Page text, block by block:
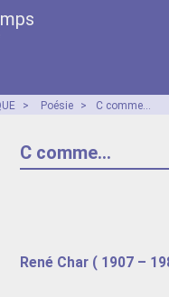
> Poésie > C comme...
C comme...
René Char ( 1907 –